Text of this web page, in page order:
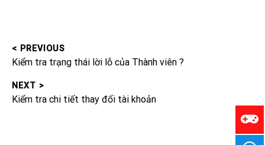
Post
< PREVIOUS
Previous
Kiểm tra trạng thái lời lỗ của Thành viên ?
NEXT >
Next
Kiểm tra chi tiết thay đổi tài khoản